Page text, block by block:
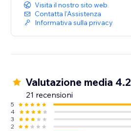
Visita il nostro sito web
Contatta l'Assistenza
Informativa sulla privacy
Valutazione media 4.2
21 recensioni
5
4
3
2